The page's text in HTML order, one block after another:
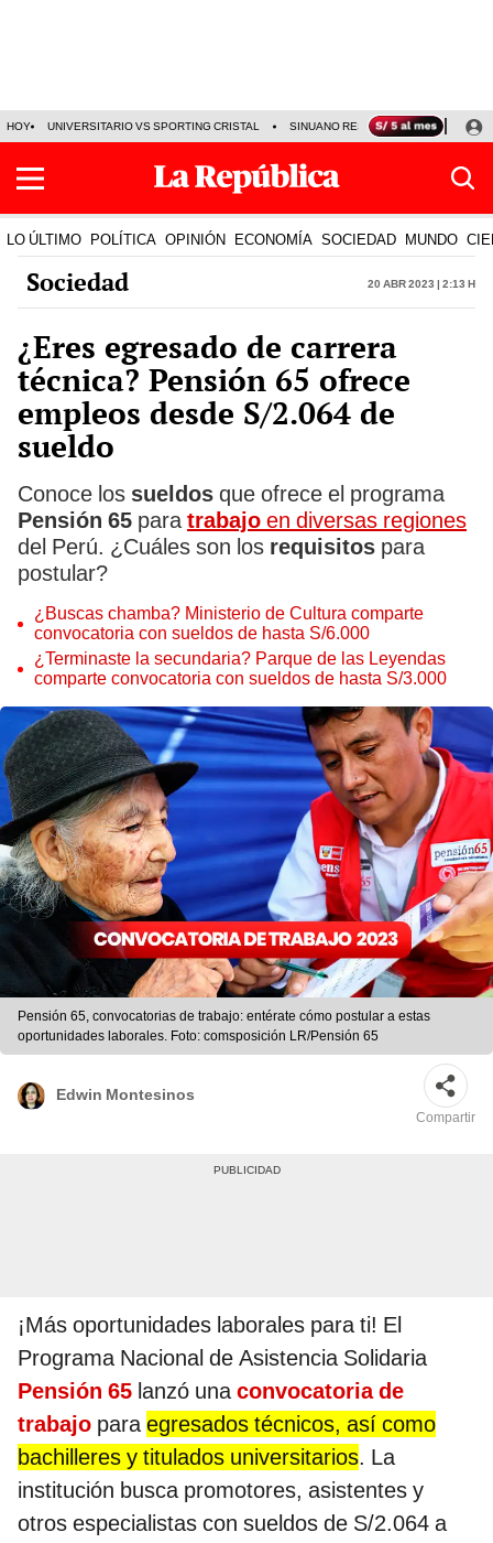
HOY UNIVERSITARIO VS SPORTING CRISTAL SINUANO RESULTADOS HOY
LO ÚLTIMO POLÍTICA OPINIÓN ECONOMÍA SOCIEDAD MUNDO
Sociedad 20 Abr 2023 | 2:13 h
¿Eres egresado de carrera
técnica? Pensión 65 ofrece
empleos desde S/2.064 de
sueldo
Conoce los sueldos que ofrece el programa
Pensión 65 para trabajo en diversas regiones
del Perú. ¿Cuáles son los requisitos para
postular?
¿Buscas chamba? Ministerio de Cultura comparte
convocatoria con sueldos de hasta S/6.000
¿Terminaste la secundaria? Parque de las Leyendas
comparte convocatoria con sueldos de hasta S/3.000
Pensión 65, convocatorias de trabajo: entérate cómo postular a estas
oportunidades laborales. Foto: comsposición LR/Pensión 65
Edwin Montesinos
Compartir
¡Más oportunidades laborales para ti! El
Programa Nacional de Asistencia Solidaria
Pensión 65 lanzó unaconvocatoria de
trabajo paraegresados técnicos, así como
bachilleres y titulados universitarios. La
institución busca promotores, asistentes y
otros especialistas con sueldos de S/2.064 a